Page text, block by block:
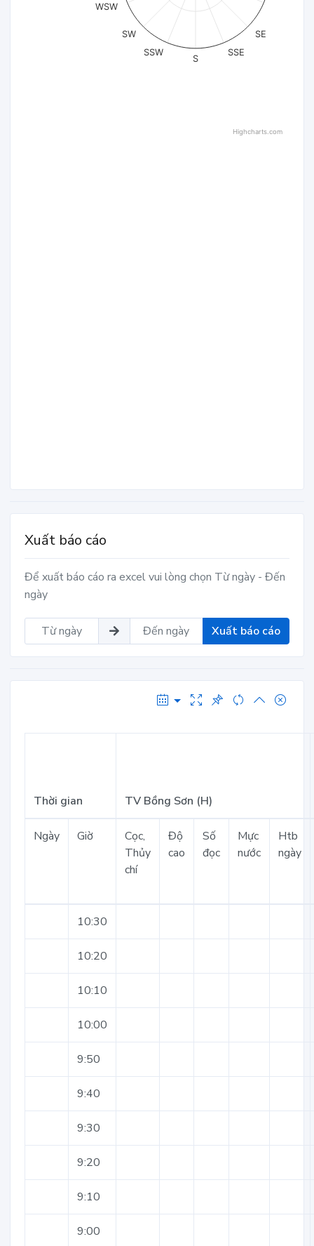
SE
SSE
S
SSW
SW
WSW
Highcharts.com
Xuất báo cáo
Để xuất báo cáo ra excel vui lòng chọn Từ ngày - Đến
ngày
Xuất báo cáo
Thời gian TV Bồng Sơn (H)
Ngày Giờ
Cọc,
Thủy
chí
Độ
cao
Số
đọc
Mực
nước
Htb
ngày
10:30
10:20
10:10
10:00
9:50
9:40
9:30
9:20
9:10
9:00